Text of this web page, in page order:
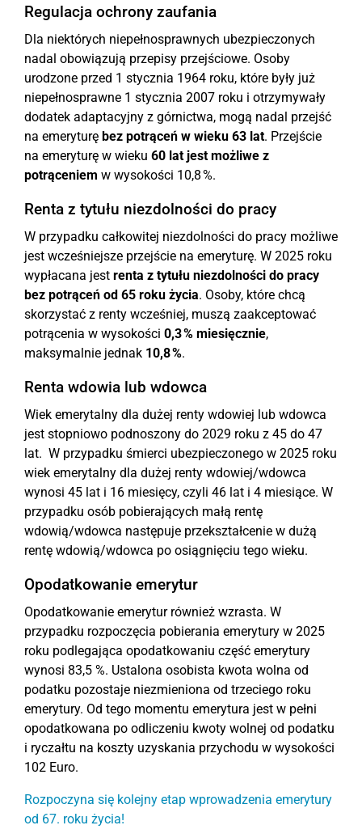
Regulacja ochrony zaufania
Dla niektórych niepełnosprawnych ubezpieczonych
nadal obowiązują przepisy przejściowe. Osoby
urodzone przed 1 stycznia 1964 roku, które były już
niepełnosprawne 1 stycznia 2007 roku i otrzymywały
dodatek adaptacyjny z górnictwa, mogą nadal przejść
na emeryturę bez potrąceń w wieku 63 lat. Przejście
na emeryturę w wieku 60 lat jest możliwe z
potrąceniem w wysokości 10,8 %.
Renta z tytułu niezdolności do pracy
W przypadku całkowitej niezdolności do pracy możliwe
jest wcześniejsze przejście na emeryturę. W 2025 roku
wypłacana jest renta z tytułu niezdolności do pracy
bez potrąceń od 65 roku życia. Osoby, które chcą
skorzystać z renty wcześniej, muszą zaakceptować
potrącenia w wysokości 0,3 % miesięcznie,
maksymalnie jednak 10,8 %.
Renta wdowia lub wdowca
Wiek emerytalny dla dużej renty wdowiej lub wdowca
jest stopniowo podnoszony do 2029 roku z 45 do 47
lat. W przypadku śmierci ubezpieczonego w 2025 roku
wiek emerytalny dla dużej renty wdowiej/wdowca
wynosi 45 lat i 16 miesięcy, czyli 46 lat i 4 miesiące. W
przypadku osób pobierających małą rentę
wdowią/wdowca następuje przekształcenie w dużą
rentę wdowią/wdowca po osiągnięciu tego wieku.
Opodatkowanie emerytur
Opodatkowanie emerytur również wzrasta. W
przypadku rozpoczęcia pobierania emerytury w 2025
roku podlegająca opodatkowaniu część emerytury
wynosi 83,5 %. Ustalona osobista kwota wolna od
podatku pozostaje niezmieniona od trzeciego roku
emerytury. Od tego momentu emerytura jest w pełni
opodatkowana po odliczeniu kwoty wolnej od podatku
i ryczałtu na koszty uzyskania przychodu w wysokości
102 Euro.
Rozpoczyna się kolejny etap wprowadzenia emerytury
od 67. roku życia!